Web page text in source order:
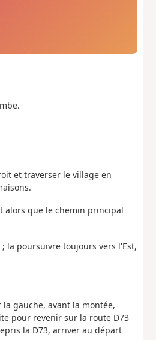
et traverser le village en
alors que le chemin principal
la poursuivre toujours vers l'Est,
gauche, avant la montée,
pour revenir sur la route D73
la D73, arriver au départ